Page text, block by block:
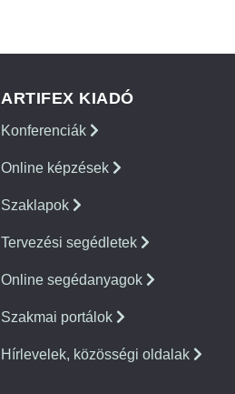
ARTIFEX KIADÓ
Konferenciák
Online képzések
Szaklapok
Tervezési segédletek
Online segédanyagok
Szakmai portálok
Hírlevelek, közösségi oldalak